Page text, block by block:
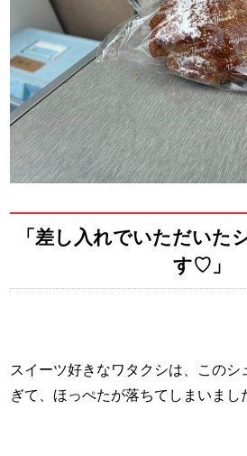
「差し入れでいただいた
す♡」
スイーツ好きなワタクシは、このシ
ぎて、ほっぺたが落ちてしまいま